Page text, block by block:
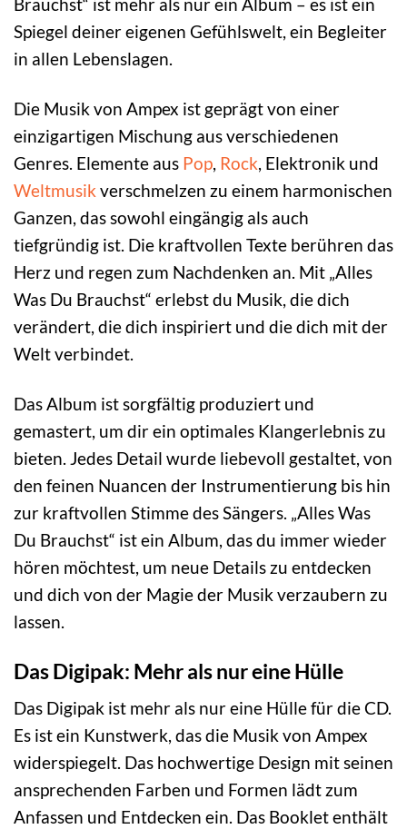
Spiegel deiner eigenen Gefühlswelt, ein Begleiter
in allen Lebenslagen.
Die Musik von Ampex ist geprägt von einer
einzigartigen Mischung aus verschiedenen
Genres. Elemente aus Pop, Rock, Elektronik und
Weltmusik verschmelzen zu einem harmonischen
Ganzen, das sowohl eingängig als auch
tiefgründig ist. Die kraftvollen Texte berühren das
Herz und regen zum Nachdenken an. Mit „Alles
Was Du Brauchst“ erlebst du Musik, die dich
verändert, die dich inspiriert und die dich mit der
Welt verbindet.
Das Album ist sorgfältig produziert und
gemastert, um dir ein optimales Klangerlebnis zu
bieten. Jedes Detail wurde liebevoll gestaltet, von
den feinen Nuancen der Instrumentierung bis hin
zur kraftvollen Stimme des Sängers. „Alles Was
Du Brauchst“ ist ein Album, das du immer wieder
hören möchtest, um neue Details zu entdecken
und dich von der Magie der Musik verzaubern zu
lassen.
Das Digipak: Mehr als nur eine Hülle
Das Digipak ist mehr als nur eine Hülle für die CD.
Es ist ein Kunstwerk, das die Musik von Ampex
widerspiegelt. Das hochwertige Design mit seinen
ansprechenden Farben und Formen lädt zum
Anfassen und Entdecken ein. Das Booklet enthält